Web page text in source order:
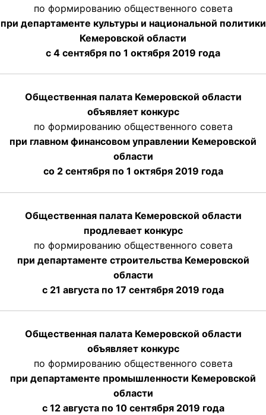
по формированию общественного совета
при департаменте культуры и национальной политики
Кемеровской области
с 4 сентября по 1 октября 2019 года
Общественная палата Кемеровской области
объявляет конкурс
по формированию общественного совета
при главном финансовом управлении Кемеровской
области
со 2 сентября по 1 октября 2019 года
Общественная палата Кемеровской области
продлевает конкурс
по формированию общественного совета
при департаменте строительства Кемеровской
области
с 21 августа по 17 сентября 2019 года
Общественная палата Кемеровской области
объявляет конкурс
по формированию общественного совета
при департаменте промышленности Кемеровской
области
с 12 августа по 10 сентября 2019 года